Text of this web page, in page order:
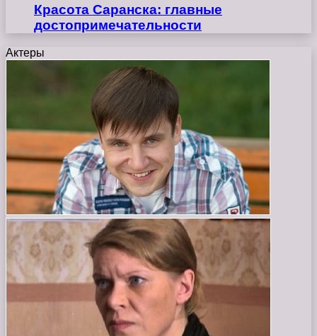
Красота Саранска: главные
достопримечательности
Актеры